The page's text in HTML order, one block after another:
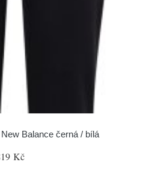
Balance černá / bílá
Kč